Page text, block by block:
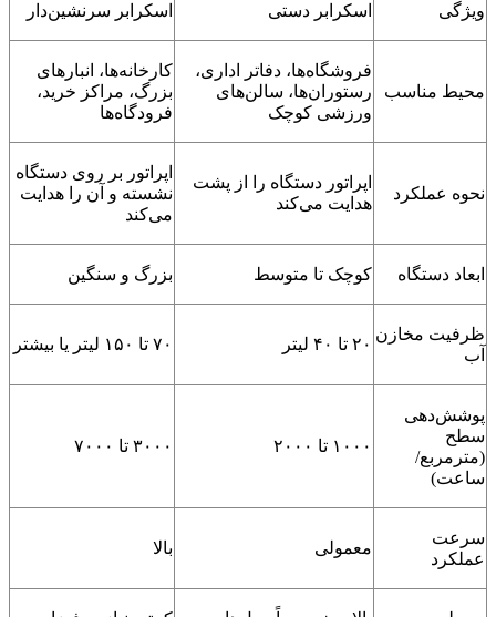
ویژگی اسکرابر دستی اسکرابر سرنشین‌دار
محیط مناسب
فروشگاه‌ها، دفاتر اداری،
رستوران‌ها، سالن‌های
ورزشی کوچک
کارخانه‌ها، انبارهای
بزرگ، مراکز خرید،
فرودگاه‌ها
نحوه عملکرد
اپراتور دستگاه را از پشت
هدایت می‌کند
اپراتور بر روی دستگاه
نشسته و آن را هدایت
می‌کند
ابعاد دستگاه کوچک تا متوسط بزرگ و سنگین
ظرفیت مخازن
آب
۲۰ تا ۴۰ لیتر ۷۰ تا ۱۵۰ لیتر یا بیشتر
پوشش‌دهی
سطح
(مترمربع/
ساعت)
۱۰۰۰ تا ۲۰۰۰ ۳۰۰۰ تا ۷۰۰۰
سرعت
عملکرد
معمولی بالا